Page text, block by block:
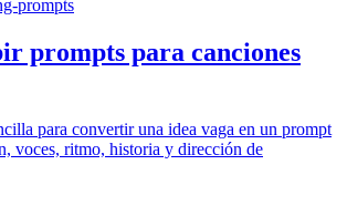
prompts
prompts para canciones
para convertir una idea vaga en un prompt
voces, ritmo, historia y dirección de